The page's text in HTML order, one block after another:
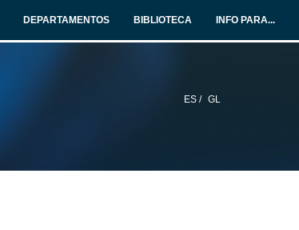
DEPARTAMENTOS BIBLIOTECA INFO PARA...
ES / GL